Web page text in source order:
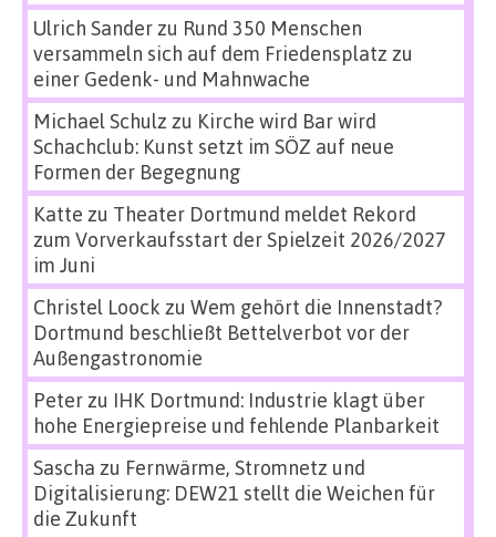
Ulrich Sanderzu Rund 350 Menschen
versammeln sich auf dem Friedensplatz zu
einer Gedenk- und Mahnwache
Michael Schulz zu Kirche wird Bar wird
Schachclub: Kunst setzt im SÖZ auf neue
Formen der Begegnung
Katte zu Theater Dortmund meldet Rekord
zum Vorverkaufsstart der Spielzeit 2026/2027
im Juni
Christel Loock zu Wem gehört die Innenstadt?
Dortmund beschließt Bettelverbot vor der
Außengastronomie
Peterzu IHK Dortmund: Industrie klagt über
hohe Energiepreise und fehlende Planbarkeit
Sascha zu Fernwärme, Stromnetz und
Digitalisierung: DEW21 stellt die Weichen für
die Zukunft